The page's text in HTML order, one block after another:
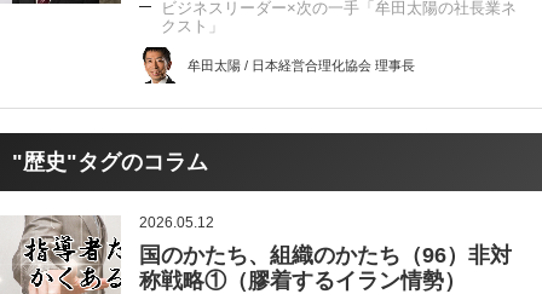
ビジネスリーダー×次の一手「牟田太陽の社長業ネ
クスト」
牟田太陽 / 日本経営合理化協会 理事長
"歴史"タグのコラム
2026.05.12
国のかたち、組織のかたち（96）非対
称戦略①（膠着するイラン情勢）